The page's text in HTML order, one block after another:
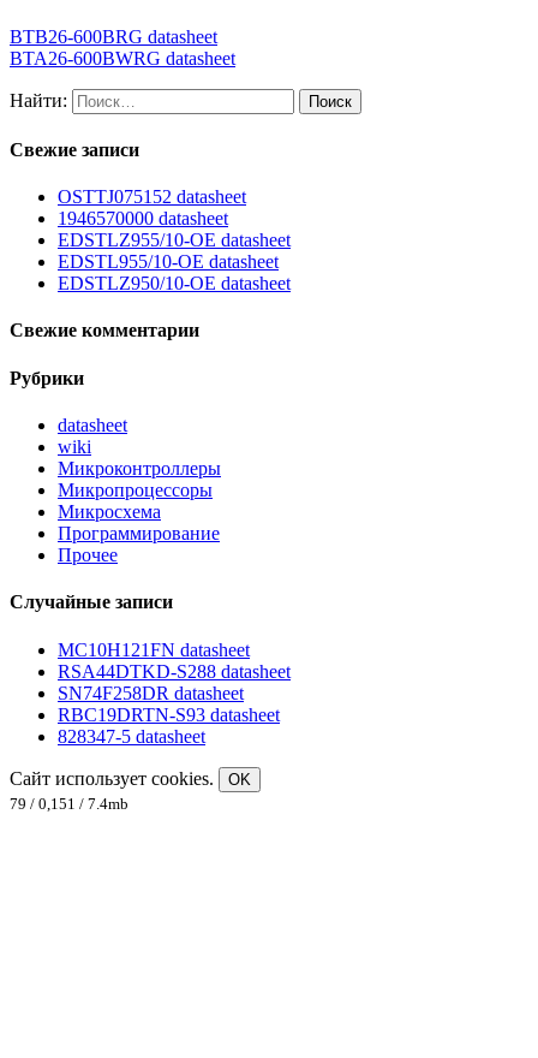
BTB26-600BRG datasheet
BTA26-600BWRG datasheet
Найти:
Свежие записи
OSTTJ075152 datasheet
1946570000 datasheet
EDSTLZ955/10-OE datasheet
EDSTL955/10-OE datasheet
EDSTLZ950/10-OE datasheet
Свежие комментарии
Рубрики
datasheet
wiki
Микроконтроллеры
Микропроцессоры
Микросхема
Программирование
Прочее
Случайные записи
MC10H121FN datasheet
RSA44DTKD-S288 datasheet
SN74F258DR datasheet
RBC19DRTN-S93 datasheet
828347-5 datasheet
Сайт использует cookies.
OK
79 / 0,151 / 7.4mb